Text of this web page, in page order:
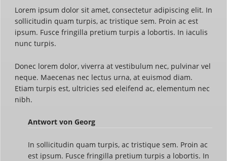
Lorem ipsum dolor sit amet, consectetur adipiscing elit. In
sollicitudin quam turpis, ac tristique sem. Proin ac est
ipsum. Fusce fringilla pretium turpis a lobortis. In iaculis
nunc turpis.
Donec lorem dolor, viverra at vestibulum nec, pulvinar vel
neque. Maecenas nec lectus urna, at euismod diam.
Etiam turpis est, ultricies sed eleifend ac, elementum nec
nibh.
Antwort von Georg
In sollicitudin quam turpis, ac tristique sem. Proin ac
est ipsum. Fusce fringilla pretium turpis a lobortis. In